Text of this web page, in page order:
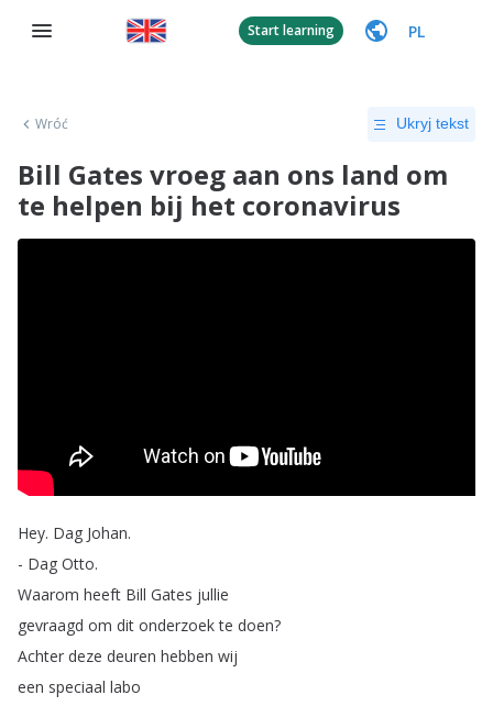
Start learning PL
Wróć Ukryj tekst
Bill Gates vroeg aan ons land om
te helpen bij het coronavirus
Hey. Dag Johan.
- Dag Otto.
Waarom heeft Bill Gates jullie
gevraagd om dit onderzoek te doen?
Achter deze deuren hebben wij
een speciaal labo